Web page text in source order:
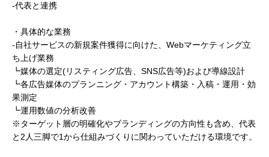
-代表と連携
・具体的な業務
-自社サービスの新規案件獲得に向けた、Webマーケティング立
ち上げ業務
┗媒体の選定(リスティング広告、SNS広告等)および導線設計
┗各広告媒体のプランニング・アカウント構築・入稿・運用・効
果測定
┗運用数値の分析改善
※ターゲット層の明確化やブランディングの方向性も含め、代表
と2人三脚で1から仕組みづくりに関わっていただける環境です。